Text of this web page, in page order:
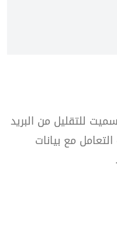
للتقليل من البريد
مع بيانات
.